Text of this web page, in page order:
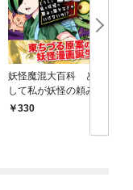
妖怪魔混大百科 どう
して私が妖怪の頼みを
聞かなきゃいけない
330